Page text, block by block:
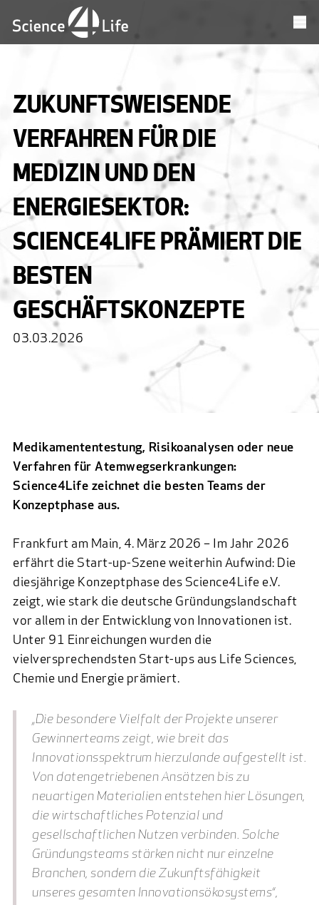
ZUKUNFTSWEISENDE
VERFAHREN FÜR DIE
MEDIZIN UND DEN
ENERGIESEKTOR:
SCIENCE4LIFE PRÄMIERT DIE
BESTEN
GESCHÄFTSKONZEPTE
03.03.2026
Medikamententestung, Risikoanalysen oder neue
Verfahren für Atemwegserkrankungen:
Science4Life zeichnet die besten Teams der
Konzeptphase aus.
Frankfurt am Main, 4. März 2026 – Im Jahr 2026
erfährt die Start-up-Szene weiterhin Aufwind: Die
diesjährige Konzeptphase des Science4Life e.V.
zeigt, wie stark die deutsche Gründungslandschaft
vor allem in der Entwicklung von Innovationen ist.
Unter 91 Einreichungen wurden die
vielversprechendsten Start-ups aus Life Sciences,
Chemie und Energie prämiert.
„Die besondere Vielfalt der Projekte unserer
Gewinnerteams zeigt, wie breit das
Innovationsspektrum hierzulande aufgestellt ist.
Von datengetriebenen Ansätzen bis zu
neuartigen Materialien entstehen hier Lösungen,
die wirtschaftliches Potenzial und
gesellschaftlichen Nutzen verbinden. Solche
Gründungsteams stärken nicht nur einzelne
Branchen, sondern die Zukunftsfähigkeit
unseres gesamten Innovationsökosystems“,